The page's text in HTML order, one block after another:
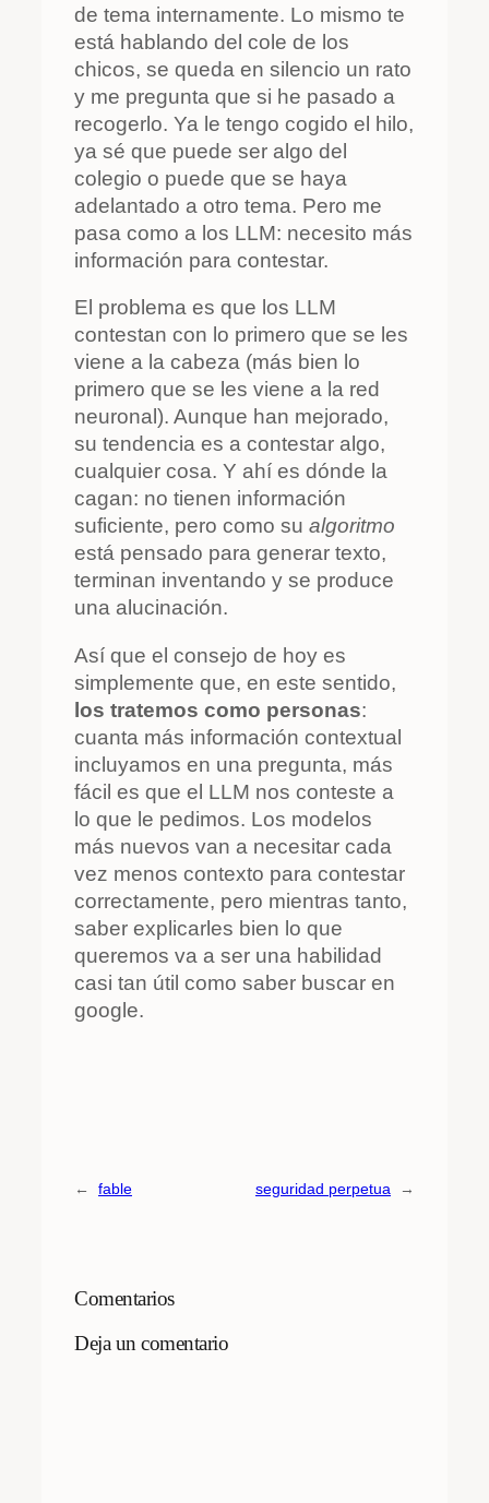
de tema internamente. Lo mismo te
está hablando del cole de los
chicos, se queda en silencio un rato
y me pregunta que si he pasado a
recogerlo. Ya le tengo cogido el hilo,
ya sé que puede ser algo del
colegio o puede que se haya
adelantado a otro tema. Pero me
pasa como a los LLM: necesito más
información para contestar.
El problema es que los LLM
contestan con lo primero que se les
viene a la cabeza (más bien lo
primero que se les viene a la red
neuronal). Aunque han mejorado,
su tendencia es a contestar algo,
cualquier cosa. Y ahí es dónde la
cagan: no tienen información
suficiente, pero como su algoritmo
está pensado para generar texto,
terminan inventando y se produce
una alucinación.
Así que el consejo de hoy es
simplemente que, en este sentido,
los tratemos como personas:
cuanta más información contextual
incluyamos en una pregunta, más
fácil es que el LLM nos conteste a
lo que le pedimos. Los modelos
más nuevos van a necesitar cada
vez menos contexto para contestar
correctamente, pero mientras tanto,
saber explicarles bien lo que
queremos va a ser una habilidad
casi tan útil como saber buscar en
google.
← fable seguridad perpetua →
Comentarios
Deja un comentario